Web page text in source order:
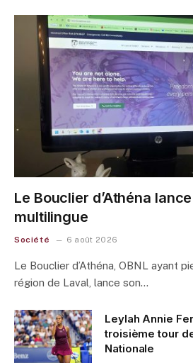
Le Bouclier d’Athéna
multilingue
Société 6 août 2026
Le Bouclier d’Athéna, OBNL ayant
région de Laval, lance son…
Leylah Annie
troisième tour
Nationale